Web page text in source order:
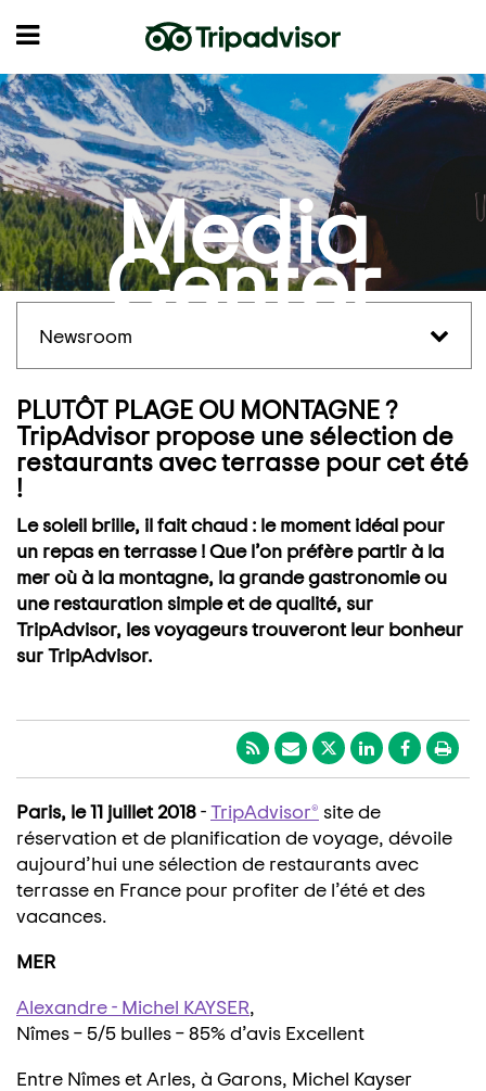
Media
Center
Newsroom
PLUTÔT PLAGE OU MONTAGNE ?
TripAdvisor propose une sélection de
restaurants avec terrasse pour cet été
!
Le soleil brille, il fait chaud : le moment idéal pour
un repas en terrasse ! Que l’on préfère partir à la
mer où à la montagne, la grande gastronomie ou
une restauration simple et de qualité, sur
TripAdvisor, les voyageurs trouveront leur bonheur
sur TripAdvisor.
Paris, le 11 juillet 2018-TripAdvisor® site de
réservation et de planification de voyage, dévoile
aujourd’hui une sélection de restaurants avec
terrasse en France pour profiter de l’été et des
vacances.
MER
Alexandre - Michel KAYSER,
Nîmes – 5/5 bulles – 85% d’avis Excellent
Entre Nîmes et Arles, à Garons, Michel Kayser